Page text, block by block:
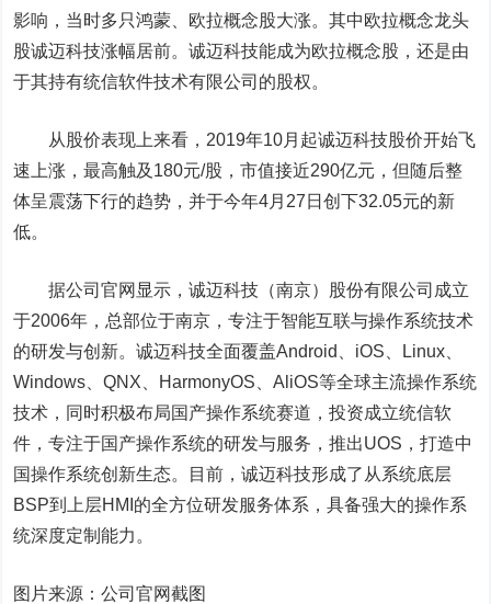
影响，当时多只鸿蒙、欧拉概念股大涨。其中欧拉概念龙头
股诚迈科技涨幅居前。诚迈科技能成为欧拉概念股，还是由
于其持有统信软件技术有限公司的股权。
从股价表现上来看， 2019年10月起诚迈科技股价开始飞
速上涨，最高触及180元/股，市值接近290亿元，但随后整
体呈震荡下行的趋势，并于今年4月27日创下32.05元的新
低。
据公司官网显示，诚迈科技（南京）股份有限公司成立
于2006年，总部位于南京，专注于智能互联与操作系统技术
的研发与创新。诚迈科技全面覆盖Android、iOS、Linux、
Windows、QNX、HarmonyOS、AliOS等全球主流操作系统
技术，同时积极布局国产操作系统赛道，投资成立统信软
件，专注于国产操作系统的研发与服务，推出UOS，打造中
国操作系统创新生态。目前，诚迈科技形成了从系统底层
BSP到上层HMI的全方位研发服务体系，具备强大的操作系
统深度定制能力。
图片来源：公司官网截图